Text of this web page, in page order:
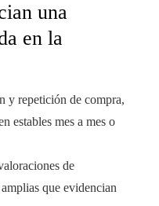
una
en la
y repetición de compra,
estables mes a mes o
de
que evidencian